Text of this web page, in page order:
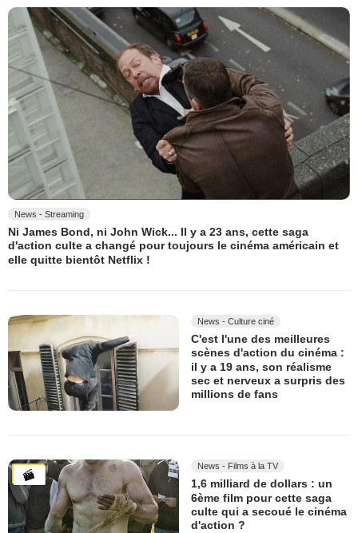
News - Streaming
Ni James Bond, ni John Wick... Il y a 23 ans, cette saga
d'action culte a changé pour toujours le cinéma américain et
elle quitte bientôt Netflix !
News - Culture ciné
C'est l'une des meilleures
scènes d'action du cinéma :
il y a 19 ans, son réalisme
sec et nerveux a surpris des
millions de fans
News - Films à la TV
1,6 milliard de dollars : un
6ème film pour cette saga
culte qui a secoué le cinéma
d'action ?